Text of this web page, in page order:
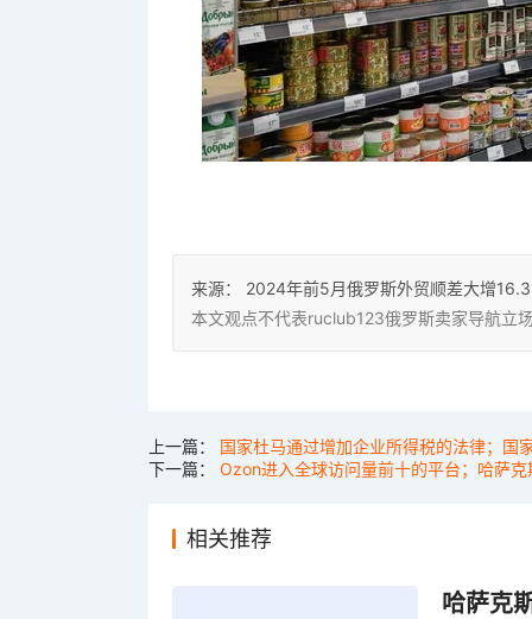
来源：
2024年前5月俄罗斯外贸顺差大增
本文观点不代表ruclub123俄罗斯卖家导航立
上一篇： 国家杜马通过增加企业所得税的法律；国
下一篇： Ozon进入全球访问量前十的平台；哈萨
相关推荐
哈萨克